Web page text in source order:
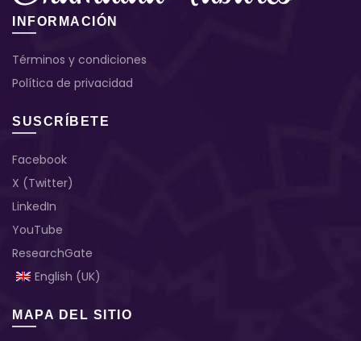
INFORMACIÓN
Términos y condiciones
Política de privacidad
SUSCRÍBETE
Facebook
X (Twitter)
LinkedIn
YouTube
ResearchGate
English (UK)
MAPA DEL SITIO